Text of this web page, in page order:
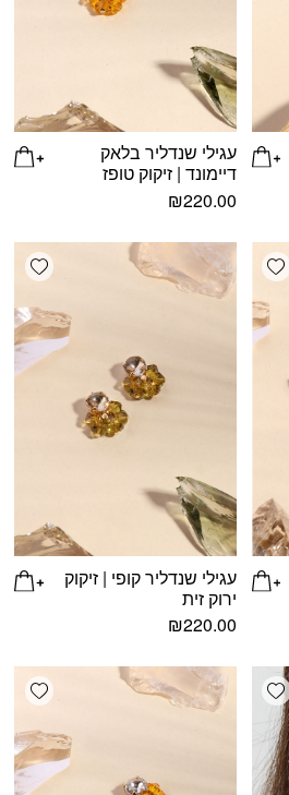
עגילי שנדליר בלאק
דיימונד | זיקוק טופז
₪220.00
Add wishlist
עגילי שנדליר קופי | זיקוק
ירוק זית
₪220.00
Add wishlist